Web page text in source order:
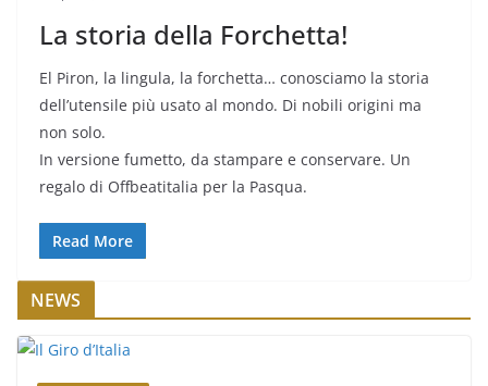
La storia della Forchetta!
El Piron, la lingula, la forchetta… conosciamo la storia
dell’utensile più usato al mondo. Di nobili origini ma
non solo.
In versione fumetto, da stampare e conservare. Un
regalo di Offbeatitalia per la Pasqua.
Read More
NEWS